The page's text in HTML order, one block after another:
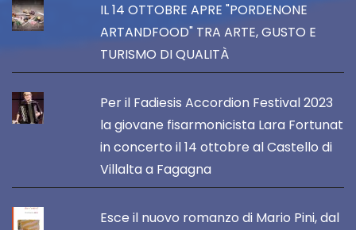
IL 14 OTTOBRE APRE "PORDENONE
ARTANDFOOD" TRA ARTE, GUSTO E
TURISMO DI QUALITÀ
Per il Fadiesis Accordion Festival 2023
la giovane fisarmonicista Lara Fortunat
in concerto il 14 ottobre al Castello di
Villalta a Fagagna
Esce il nuovo romanzo di Mario Pini, dal